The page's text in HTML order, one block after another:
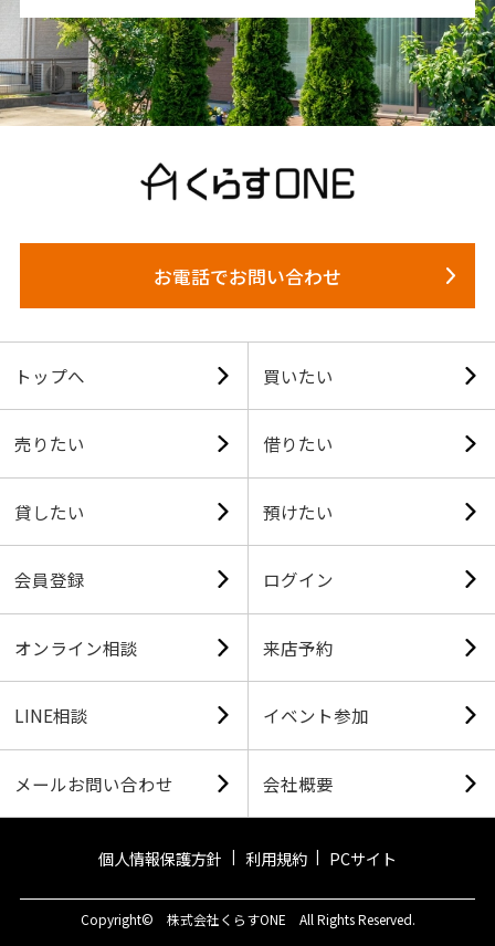
お電話でお問い合わせ
トップへ 買いたい
売りたい 借りたい
貸したい 預けたい
会員登録 ログイン
オンライン相談 来店予約
LINE相談 イベント参加
メールお問い合わせ 会社概要
個人情報保護方針 利用規約 PCサイト
Copyright© 株式会社くらすONE All Rights Reserved.